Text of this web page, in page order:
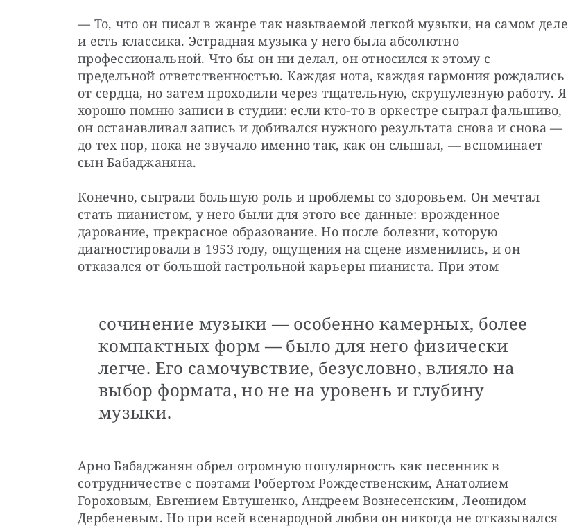
— То, что он писал в жанре так называемой легкой музыки, на самом деле
и есть классика. Эстрадная музыка у него была абсолютно
профессиональной. Что бы он ни делал, он относился к этому с
предельной ответственностью. Каждая нота, каждая гармония рождались
от сердца, но затем проходили через тщательную, скрупулезную работу. Я
хорошо помню записи в студии: если кто-то в оркестре сыграл фальшиво,
он останавливал запись и добивался нужного результата снова и снова —
до тех пор, пока не звучало именно так, как он слышал, — вспоминает
сын Бабаджаняна.
Конечно, сыграли большую роль и проблемы со здоровьем. Он мечтал
стать пианистом, у него были для этого все данные: врожденное
дарование, прекрасное образование. Но после болезни, которую
диагностировали в 1953 году, ощущения на сцене изменились, и он
отказался от большой гастрольной карьеры пианиста. При этом
сочинение музыки — особенно камерных, более
компактных форм — было для него физически
легче. Его самочувствие, безусловно, влияло на
выбор формата, но не на уровень и глубину
музыки.
Арно Бабаджанян обрел огромную популярность как песенник в
сотрудничестве с поэтами Робертом Рождественским, Анатолием
Гороховым, Евгением Евтушенко, Андреем Вознесенским, Леонидом
Дербеневым. Но при всей всенародной любви он никогда не отказывался